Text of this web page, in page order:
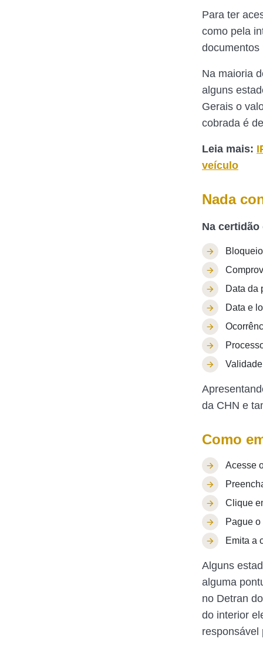
Para ter
como pela
documentos
Na maioria
alguns
Gerais o
cobrada é
Leia mais:
veículo
Nada
Na
Data da
Data e
da CHN e
Como
Acesse
Clique
Pague
Emita a
Alguns
alguma
no Detran
do interior
responsável